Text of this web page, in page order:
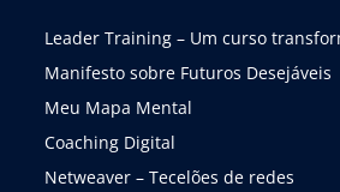
Leader Training – Um curso
Manifesto sobre Futuros Desejáveis
Meu Mapa Mental
Coaching Digital
Netweaver – Tecelões de redes